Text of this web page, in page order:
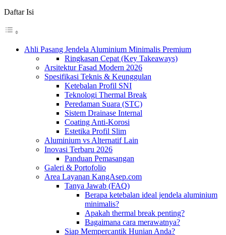
Daftar Isi
Ahli Pasang Jendela Aluminium Minimalis Premium
Ringkasan Cepat (Key Takeaways)
Arsitektur Fasad Modern 2026
Spesifikasi Teknis & Keunggulan
Ketebalan Profil SNI
Teknologi Thermal Break
Peredaman Suara (STC)
Sistem Drainase Internal
Coating Anti-Korosi
Estetika Profil Slim
Aluminium vs Alternatif Lain
Inovasi Terbaru 2026
Panduan Pemasangan
Galeri & Portofolio
Area Layanan KangAsep.com
Tanya Jawab (FAQ)
Berapa ketebalan ideal jendela aluminium
minimalis?
Apakah thermal break penting?
Bagaimana cara merawatnya?
Siap Mempercantik Hunian Anda?